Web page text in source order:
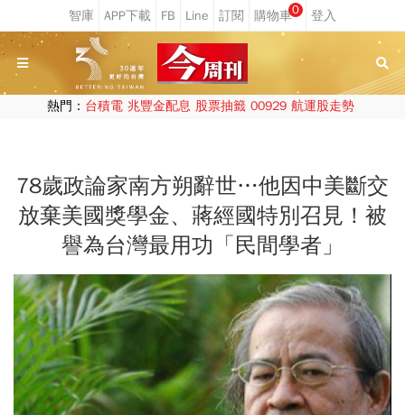
0
熱門： 台積電 兆豐金配息 股票抽籤 00929 航運股走勢
78歲政論家南方朔辭世…他因中美斷交
放棄美國獎學金、蔣經國特別召見！被
譽為台灣最用功「民間學者」